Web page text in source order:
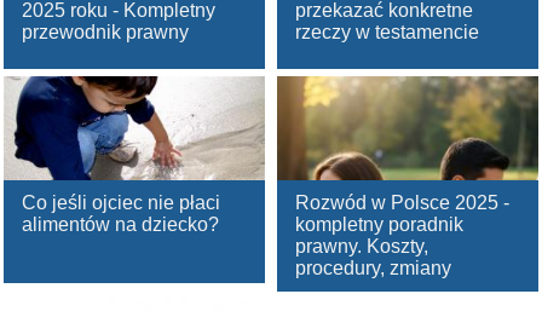
2025 roku - Kompletny
przewodnik prawny
przekazać konkretne
rzeczy w testamencie
Co jeśli ojciec nie płaci
alimentów na dziecko?
Rozwód w Polsce 2025 -
kompletny poradnik
prawny. Koszty,
procedury, zmiany